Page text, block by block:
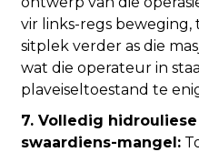
vir links-regs
sitplek verder as die
wat die operateur in
plaveiseltoestand te
7. Volledig
swaardiens-mangel: